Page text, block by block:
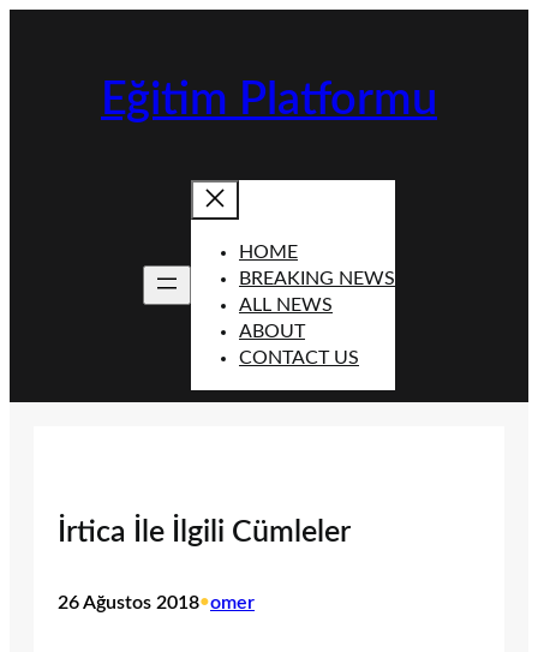
Eğitim Platformu
HOME
BREAKING NEWS
ALL NEWS
ABOUT
CONTACT US
İrtica İle İlgili Cümleler
26 Ağustos 2018•omer